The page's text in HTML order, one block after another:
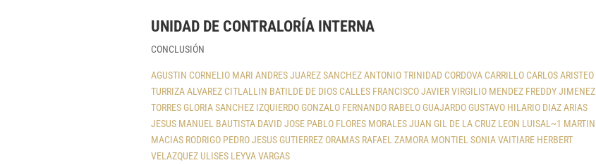
UNIDAD DE CONTRALORÍA INTERNA
CONCLUSIÓN
AGUSTIN CORNELIO MARI ANDRES JUAREZ SANCHEZ ANTONIO TRINIDAD CORDOVA CARRILLO CARLOS ARISTEO
TURRIZA ALVAREZ CITLALLIN BATILDE DE DIOS CALLES FRANCISCO JAVIER VIRGILIO MENDEZ FREDDY JIMENEZ
TORRES GLORIA SANCHEZ IZQUIERDO GONZALO FERNANDO RABELO GUAJARDO GUSTAVO HILARIO DIAZ ARIAS
JESUS MANUEL BAUTISTA DAVID JOSE PABLO FLORES MORALES JUAN GIL DE LA CRUZ LEON LUISAL~1 MARTIN
MACIAS RODRIGO PEDRO JESUS GUTIERREZ ORAMAS RAFAEL ZAMORA MONTIEL SONIA VAITIARE HERBERT
VELAZQUEZ ULISES LEYVA VARGAS